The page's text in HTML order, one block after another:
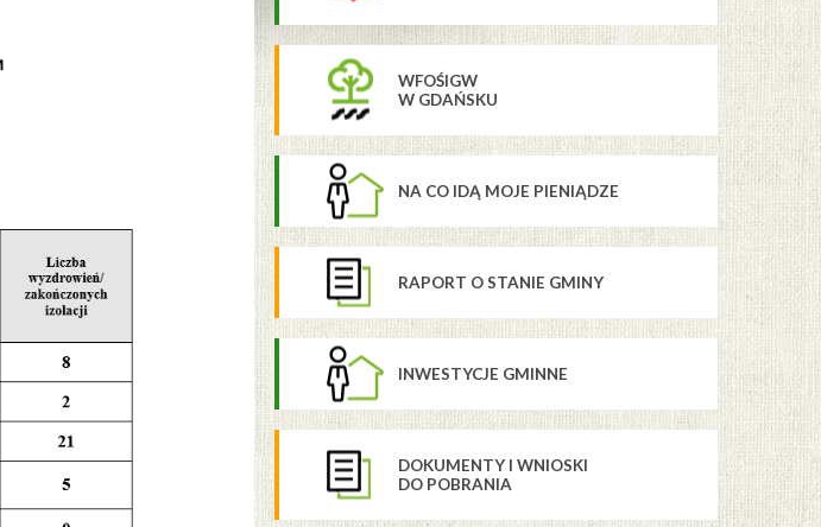
WFOŚIGW
W GDAŃSKU
NA CO IDĄ MOJE PIENIĄDZE
RAPORT O STANIE GMINY
INWESTYCJE GMINNE
DOKUMENTY I WNIOSKI
DO POBRANIA